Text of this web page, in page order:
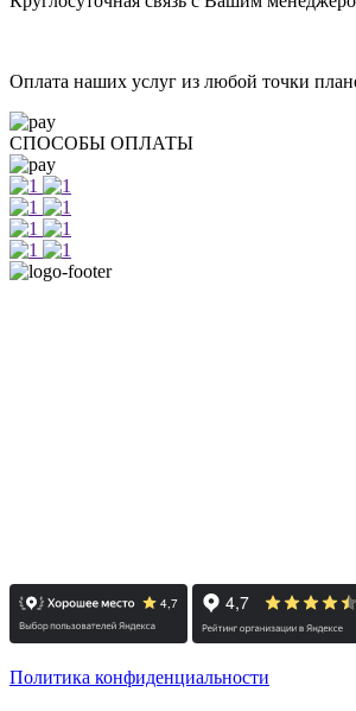
Оплата наших услуг из любой точки
СПОСОБЫ ОПЛАТЫ
Политика конфиденциальности